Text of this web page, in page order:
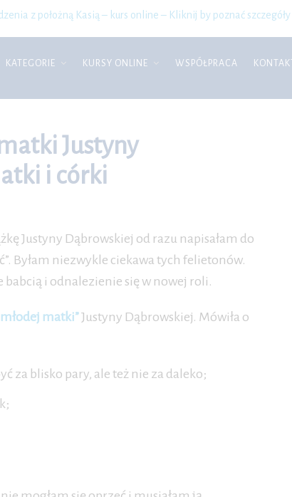
z położną Kasią – kurs online – Kliknij by poznać szczegóły
KATEGORIE KURSY ONLINE WSPÓŁPRACA KONTAKT
Justyny
i córki
Justyny Dąbrowskiej od razu napisałam do
Byłam niezwykle ciekawa tych felietonów.
babcią i odnalezienie się w nowej roli.
matki”Justyny Dąbrowskiej. Mówiła o
za blisko pary, ale też nie za daleko;